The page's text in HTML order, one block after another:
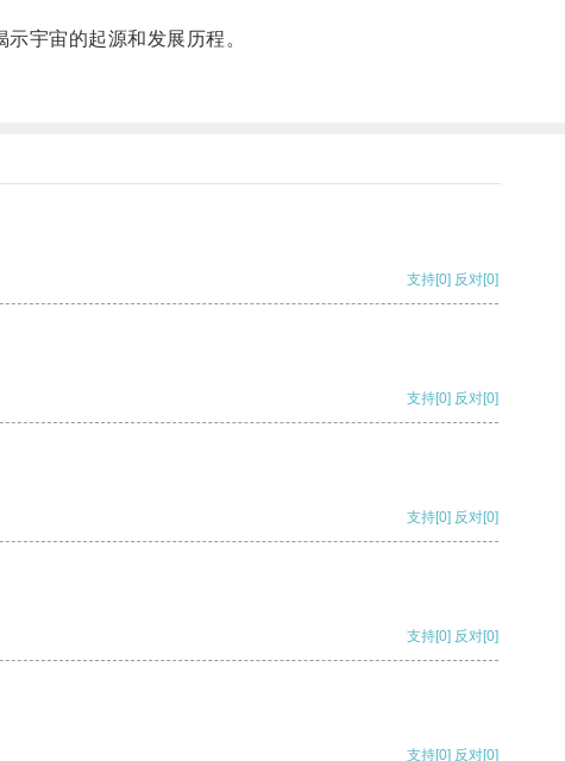
宇宙的起源和发展历程。
支持[0] 反对[0]
支持[0] 反对[0]
支持[0] 反对[0]
支持[0] 反对[0]
支持[0] 反对[0]